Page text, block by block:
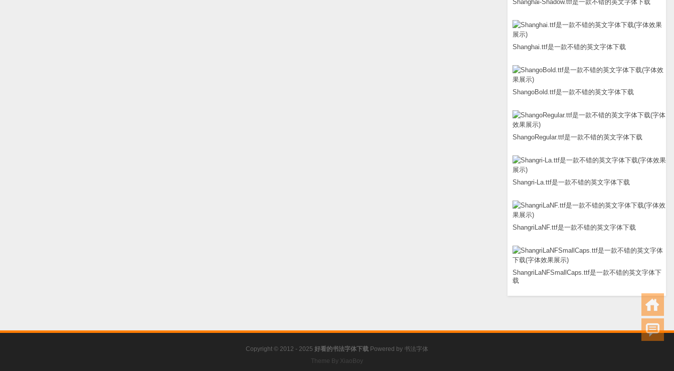
Shanghai-Shadow.ttf是一款不错的英文字体下载
Shanghai.ttf是一款不错的英文字体下载
ShangoBold.ttf是一款不错的英文字体下载
ShangoRegular.ttf是一款不错的英文字体下载
Shangri-La.ttf是一款不错的英文字体下载
ShangriLaNF.ttf是一款不错的英文字体下载
ShangriLaNFSmallCaps.ttf是一款不错的英文字体下
载
Copyright © 2012 - 2025 好看的书法字体下载 Powered by 书法字体
Theme By XiaoBoy